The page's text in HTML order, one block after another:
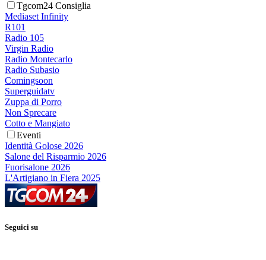
Tgcom24 Consiglia
Mediaset Infinity
R101
Radio 105
Virgin Radio
Radio Montecarlo
Radio Subasio
Comingsoon
Superguidatv
Zuppa di Porro
Non Sprecare
Cotto e Mangiato
Eventi
Identità Golose 2026
Salone del Risparmio 2026
Fuorisalone 2026
L'Artigiano in Fiera 2025
Seguici su